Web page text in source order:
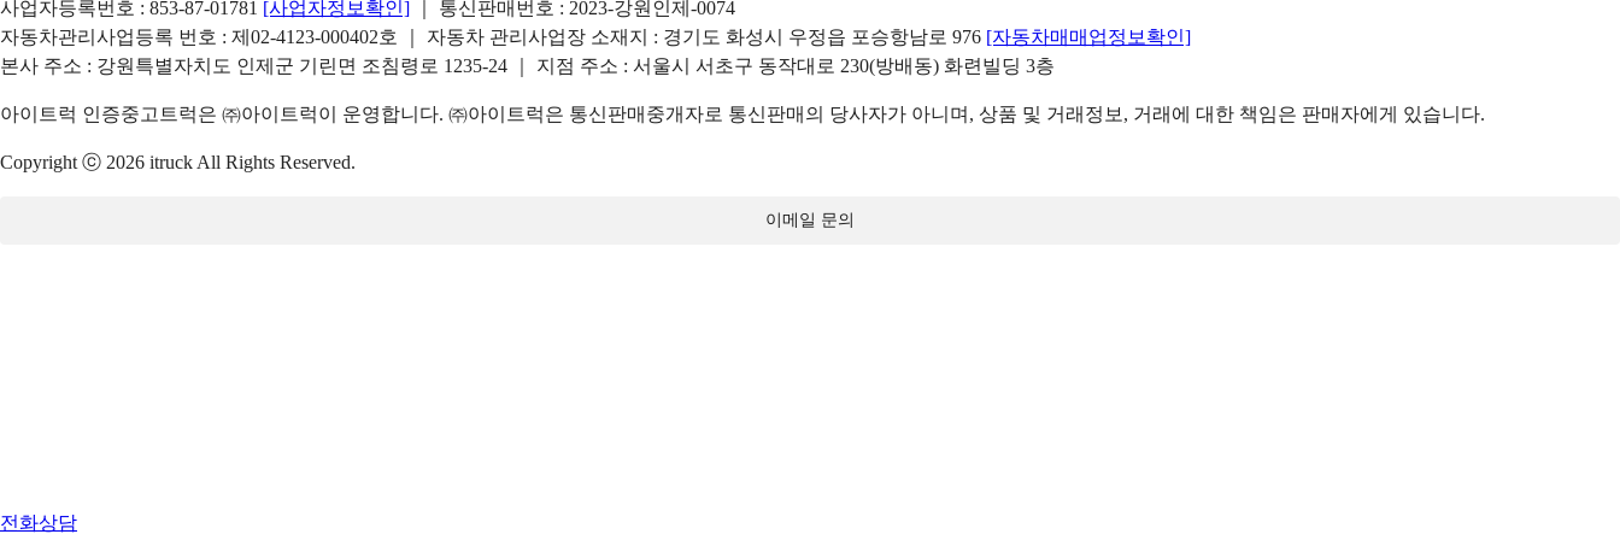
사업자등록번호 : 853-87-01781 [사업자정보확인]
｜ 통신판매번호 : 2023-강원인제-0074
자동차관리사업등록 번호 : 제02-4123-000402호 ｜ 자동차 관리사업장 소재지 : 경기도 화성시 우정읍 포승항남로 976 [자동차매매업정보확인]
본사 주소 : 강원특별자치도 인제군 기린면 조침령로 1235-24 ｜ 지점 주소 : 서울시 서초구 동작대로 230(방배동) 화련빌딩 3층
아이트럭 인증중고트럭은 ㈜아이트럭이 운영합니다. ㈜아이트럭은 통신판매중개자로 통신판매의 당사자가 아니며, 상품 및 거래정보, 거래에 대한 책임은 판매자에게 있습니다.
Copyright ⓒ 2026 itruck All Rights Reserved.
이메일 문의
전화상담